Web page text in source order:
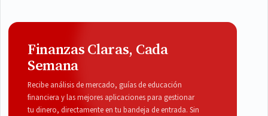
Finanzas Claras, Cada
Semana
Recibe análisis de mercado, guías de educación
financiera y las mejores aplicaciones para gestionar
tu dinero, directamente en tu bandeja de entrada. Sin